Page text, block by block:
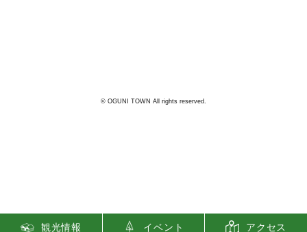
© OGUNI TOWN All rights reserved.
観光情報 イベント アクセス